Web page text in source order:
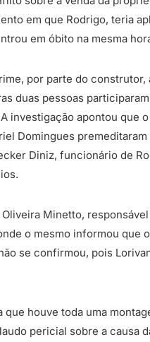
em que Rodrigo, teria
em óbito na mesma
por parte do
duas pessoas
investigação apontou que
Domingues
Diniz, funcionário de
Minetto,
o mesmo informou que
se confirmou, pois
que houve toda uma
pericial sobre a causa